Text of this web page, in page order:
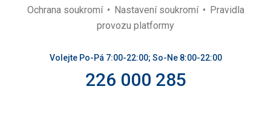
Ochrana soukromí Nastavení soukromí
Pravidla
provozu platformy
Volejte Po-Pá 7:00-22:00; So-Ne 8:00-22:00
226 000 285